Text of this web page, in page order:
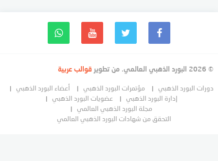
© 2026 البورد الذهبي العالمي. من تطوير قوالب عربية
دورات البورد الذهبي مؤتمرات البورد الذهبي
أعضاء البورد الذهبي
إدارة البورد الذهبي
عضويات البورد الذهبي
مجلة البورد الذهبي العالمي
التحقق من شهادات البورد الذهبي العالمي